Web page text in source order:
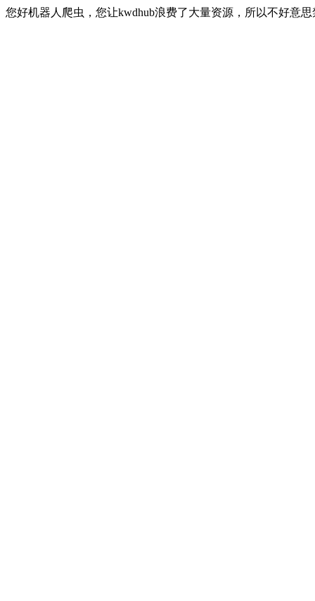
您好机器人爬虫，您让kwdhub浪费了大量资源，所以不好意